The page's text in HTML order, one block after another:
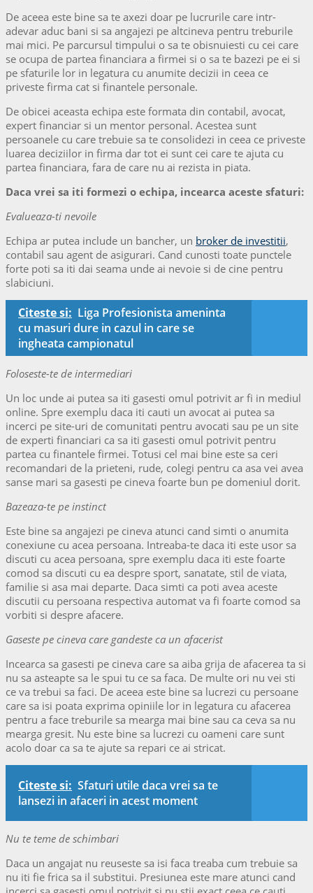
De aceea este bine sa te axezi doar pe lucrurile care intr-
adevar aduc bani si sa angajezi pe altcineva pentru treburile
mai mici. Pe parcursul timpului o sa te obisnuiesti cu cei care
se ocupa de partea financiara a firmei si o sa te bazezi pe ei si
pe sfaturile lor in legatura cu anumite decizii in ceea ce
priveste firma cat si finantele personale.
De obicei aceasta echipa este formata din contabil, avocat,
expert financiar si un mentor personal. Acestea sunt
persoanele cu care trebuie sa te consolidezi in ceea ce priveste
luarea deciziilor in firma dar tot ei sunt cei care te ajuta cu
partea financiara, fara de care nu ai rezista in piata.
Daca vrei sa iti formezi o echipa, incearca aceste sfaturi:
Evalueaza-ti nevoile
Echipa ar putea include un bancher, un broker de investitii,
contabil sau agent de asigurari. Cand cunosti toate punctele
forte poti sa iti dai seama unde ai nevoie si de cine pentru
slabiciuni.
Citeste si: Liga Profesionista ameninta
cu masuri dure in cazul in care se
ingheata campionatul
Foloseste-te de intermediari
Un loc unde ai putea sa iti gasesti omul potrivit ar fi in mediul
online. Spre exemplu daca iti cauti un avocat ai putea sa
incerci pe site-uri de comunitati pentru avocati sau pe un site
de experti financiari ca sa iti gasesti omul potrivit pentru
partea cu finantele firmei. Totusi cel mai bine este sa ceri
recomandari de la prieteni, rude, colegi pentru ca asa vei avea
sanse mari sa gasesti pe cineva foarte bun pe domeniul dorit.
Bazeaza-te pe instinct
Este bine sa angajezi pe cineva atunci cand simti o anumita
conexiune cu acea persoana. Intreaba-te daca iti este usor sa
discuti cu acea persoana, spre exemplu daca iti este foarte
comod sa discuti cu ea despre sport, sanatate, stil de viata,
familie si asa mai departe. Daca simti ca poti avea aceste
discutii cu persoana respectiva automat va fi foarte comod sa
vorbiti si despre afacere.
Gaseste pe cineva care gandeste ca un afacerist
Incearca sa gasesti pe cineva care sa aiba grija de afacerea ta si
nu sa asteapte sa le spui tu ce sa faca. De multe ori nu vei sti
ce va trebui sa faci. De aceea este bine sa lucrezi cu persoane
care sa isi poata exprima opiniile lor in legatura cu afacerea
pentru a face treburile sa mearga mai bine sau ca ceva sa nu
mearga gresit. Nu este bine sa lucrezi cu oameni care sunt
acolo doar ca sa te ajute sa repari ce ai stricat.
Citeste si: Sfaturi utile daca vrei sa te
lansezi in afaceri in acest moment
Nu te teme de schimbari
Daca un angajat nu reuseste sa isi faca treaba cum trebuie sa
nu iti fie frica sa il substitui. Presiunea este mare atunci cand